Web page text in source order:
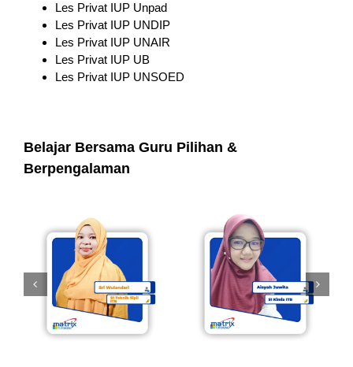
Les Privat IUP Unpad
Les Privat IUP UNDIP
Les Privat IUP UNAIR
Les Privat IUP UB
Les Privat IUP UNSOED
Belajar Bersama Guru Pilihan &
Berpengalaman